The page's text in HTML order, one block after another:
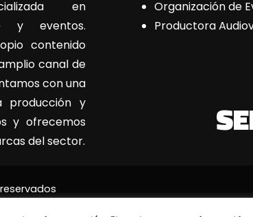
en
y eventos.
contenido
canal de
con una
producción y
y ofrecemos
del sector.
Organización de
Productora